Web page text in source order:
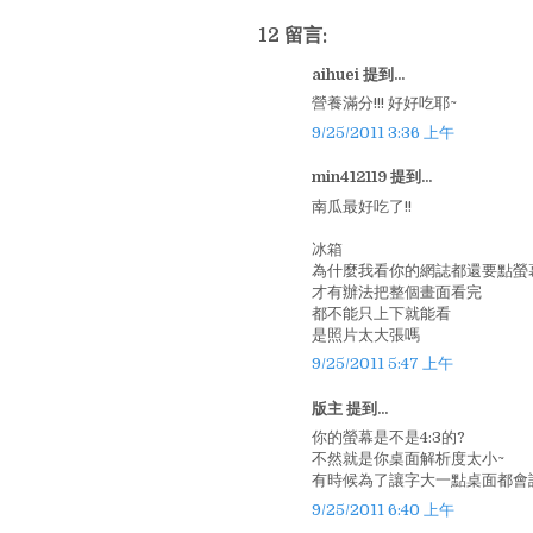
12 留言:
aihuei 提到...
營養滿分!!! 好好吃耶~
9/25/2011 3:36 上午
min412119 提到...
南瓜最好吃了!!
冰箱
為什麼我看你的網誌都還要點螢
才有辦法把整個畫面看完
都不能只上下就能看
是照片太大張嗎
9/25/2011 5:47 上午
版主 提到...
你的螢幕是不是4:3的?
不然就是你桌面解析度太小~
有時候為了讓字大一點桌面都會
9/25/2011 6:40 上午